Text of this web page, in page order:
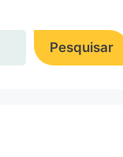
Pesquisar